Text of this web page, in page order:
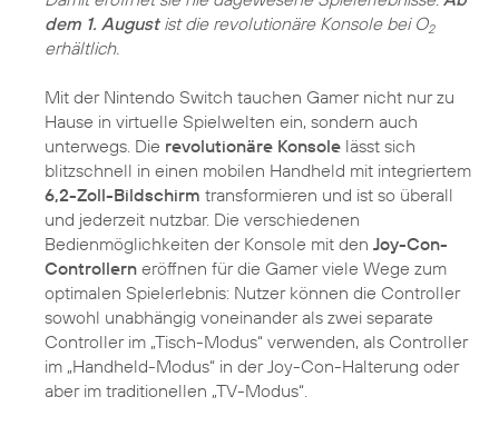
dem 1. Augustist die revolutionäre Konsole bei O2
erhältlich.
Mit der Nintendo Switch tauchen Gamer nicht nur zu
Hause in virtuelle Spielwelten ein, sondern auch
unterwegs. Die revolutionäre Konsole lässt sich
blitzschnell in einen mobilen Handheld mit integriertem
6,2-Zoll-Bildschirm transformieren und ist so überall
und jederzeit nutzbar. Die verschiedenen
Bedienmöglichkeiten der Konsole mit den Joy-Con-
Controllern eröffnen für die Gamer viele Wege zum
optimalen Spielerlebnis: Nutzer können die Controller
sowohl unabhängig voneinander als zwei separate
Controller im „Tisch-Modus“ verwenden, als Controller
im „Handheld-Modus“ in der Joy-Con-Halterung oder
aber im traditionellen „TV-Modus“.